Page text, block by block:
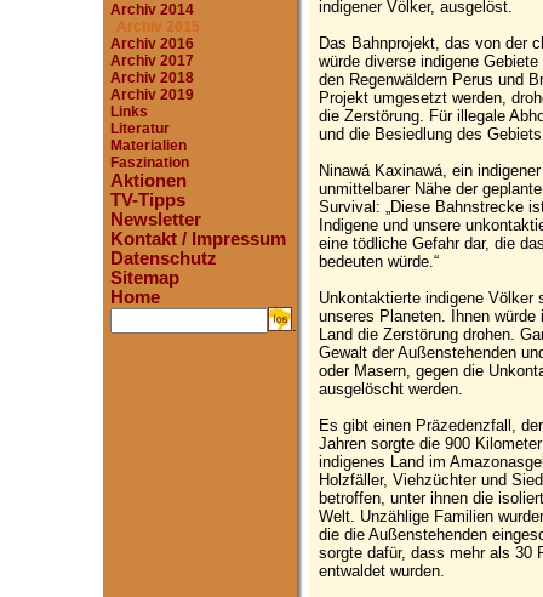
Archiv 2014
Archiv 2015
Archiv 2016
Archiv 2017
Archiv 2018
Archiv 2019
Links
Literatur
Materialien
Faszination
Aktionen
TV-Tipps
Newsletter
Kontakt / Impressum
Datenschutz
Sitemap
Home
.
indigener Völker, ausgelöst.
Das Bahnprojekt, das von der
würde diverse indigene
den Regenwäldern Perus und
Projekt umgesetzt werden,
die Zerstörung. Für illegale
und die Besiedlung des
Ninawá Kaxinawá, ein
unmittelbarer Nähe der
Survival: „Diese Bahnstrecke
Indigene und unsere
eine tödliche Gefahr dar, die
bedeuten würde.“
Unkontaktierte indigene Völker
unseres Planeten. Ihnen
Land die Zerstörung drohen.
Gewalt der Außenstehenden
oder Masern, gegen die
ausgelöscht werden.
Es gibt einen Präzedenzfall,
Jahren sorgte die 900
indigenes Land im
Holzfäller, Viehzüchter und
betroffen, unter ihnen die
Welt. Unzählige Familien
die die Außenstehenden
sorgte dafür, dass mehr als 30
entwaldet wurden.